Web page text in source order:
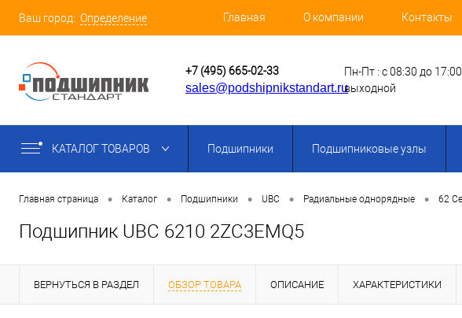
Ваш город: Определение Главная О компании Контакты
+7 (495) 665-02-33
sales@podshipnikstandart.ru
Пн-Пт : с 08:30 до 17:00
выходной
КАТАЛОГ ТОВАРОВ Подшипники Подшипниковые узлы
Главная страница • Каталог • Подшипники • UBC • Радиальные однорядные • 62
Подшипник UBC 6210 2ZC3EMQ5
ВЕРНУТЬСЯ В РАЗДЕЛ ОБЗОР ТОВАРА ОПИСАНИЕ ХАРАКТЕРИСТИКИ